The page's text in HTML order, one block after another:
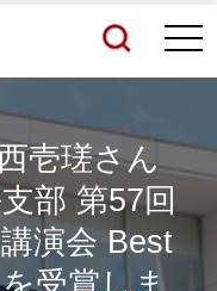
る
べてを検索する
壱瑳さん
部 第57回
演会 Best
受賞しま